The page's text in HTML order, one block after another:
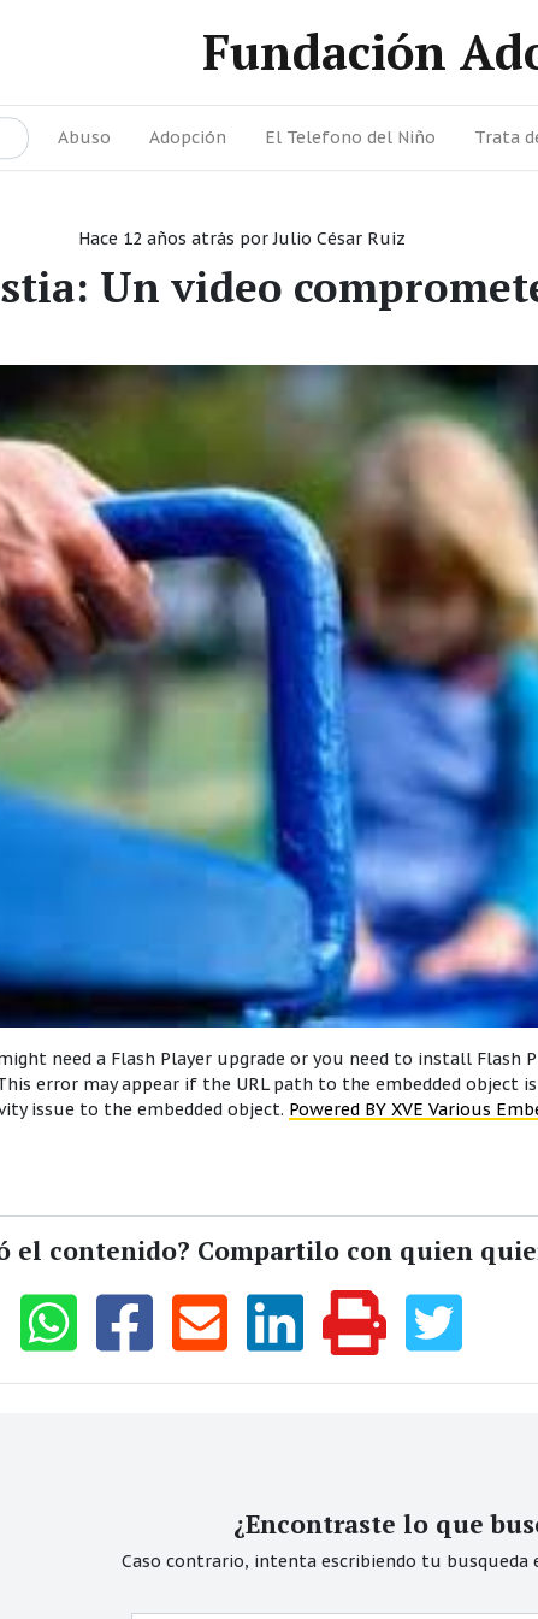
Fundación
Abuso Adopción El Telefono del Niño Trata
Hace 12 años atrás porJulio César Ruiz
Un video
need a Flash Player upgrade or you need to install Flash
error may appear if the URL path to the embedded object
issue to the embedded object. Powered BY XVE Various
el contenido? Compartilo con quien
¿Encontraste lo que
Caso contrario, intenta escribiendo tu busqueda